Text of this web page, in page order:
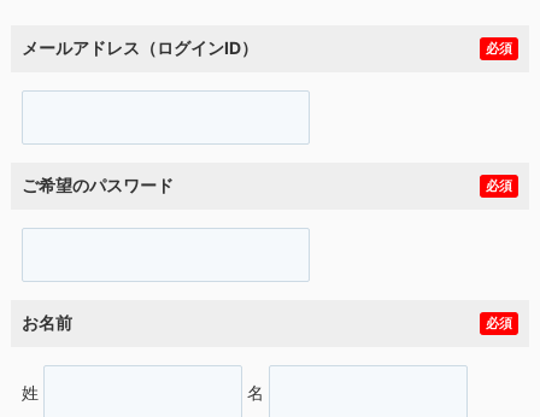
メールアドレス（ログインID） 必須
ご希望のパスワード 必須
お名前 必須
姓 名